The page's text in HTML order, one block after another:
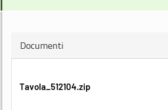
Documenti
Tavola_512104.zip